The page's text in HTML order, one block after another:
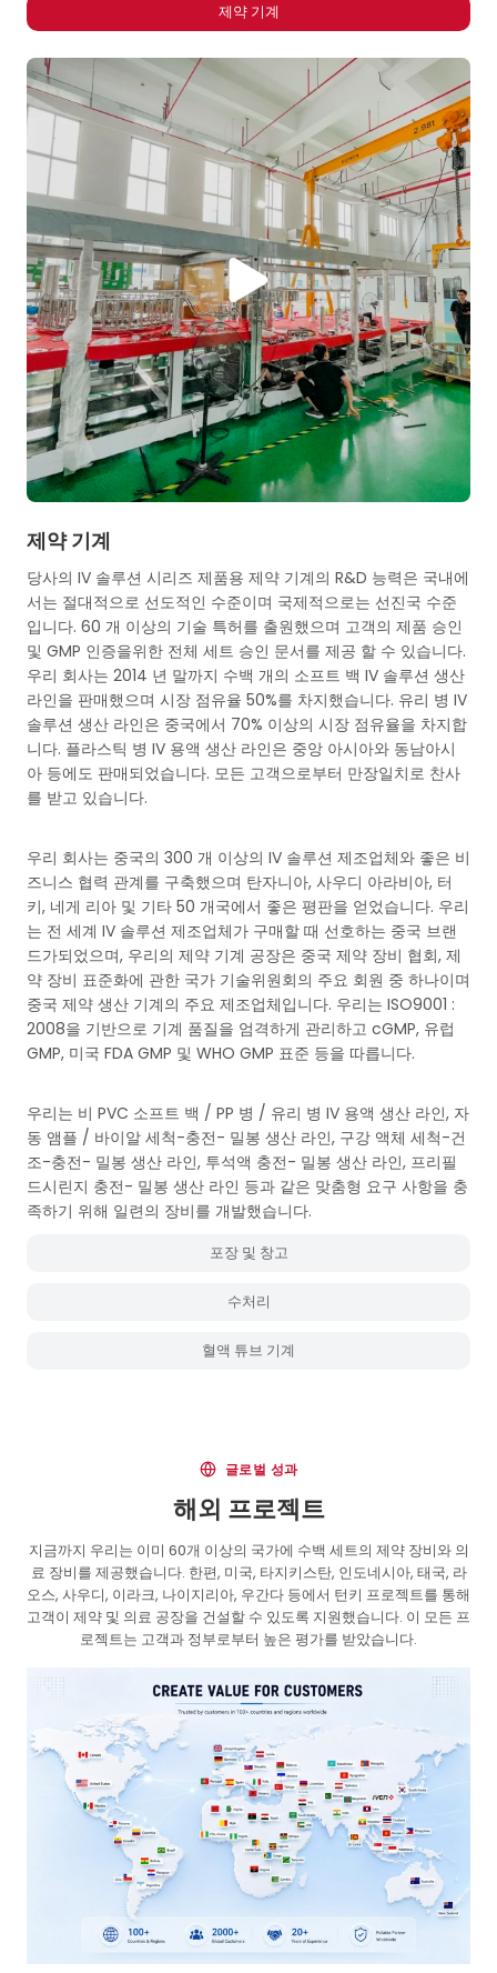
제약 기계
제약 기계
당사의 IV 솔루션 시리즈 제품용 제약 기계의 R&D 능력은 국내에
서는 절대적으로 선도적인 수준이며 국제적으로는 선진국 수준
입니다. 60 개 이상의 기술 특허를 출원했으며 고객의 제품 승인
및 GMP 인증을위한 전체 세트 승인 문서를 제공 할 수 있습니다.
우리 회사는 2014 년 말까지 수백 개의 소프트 백 IV 솔루션 생산
라인을 판매했으며 시장 점유율 50%를 차지했습니다. 유리 병 IV
솔루션 생산 라인은 중국에서 70% 이상의 시장 점유율을 차지합
니다. 플라스틱 병 IV 용액 생산 라인은 중앙 아시아와 동남아시
아 등에도 판매되었습니다. 모든 고객으로부터 만장일치로 찬사
를 받고 있습니다.
우리 회사는 중국의 300 개 이상의 IV 솔루션 제조업체와 좋은 비
즈니스 협력 관계를 구축했으며 탄자니아, 사우디 아라비아, 터
키, 네게 리아 및 기타 50 개국에서 좋은 평판을 얻었습니다. 우리
는 전 세계 IV 솔루션 제조업체가 구매할 때 선호하는 중국 브랜
드가되었으며, 우리의 제약 기계 공장은 중국 제약 장비 협회, 제
약 장비 표준화에 관한 국가 기술위원회의 주요 회원 중 하나이며
중국 제약 생산 기계의 주요 제조업체입니다. 우리는 ISO9001 :
2008을 기반으로 기계 품질을 엄격하게 관리하고 cGMP, 유럽
GMP, 미국 FDA GMP 및 WHO GMP 표준 등을 따릅니다.
우리는 비 PVC 소프트 백 / PP 병 / 유리 병 IV 용액 생산 라인, 자
동 앰플 / 바이알 세척-충전- 밀봉 생산 라인, 구강 액체 세척-건
조-충전- 밀봉 생산 라인, 투석액 충전- 밀봉 생산 라인, 프리필
드시린지 충전- 밀봉 생산 라인 등과 같은 맞춤형 요구 사항을 충
족하기 위해 일련의 장비를 개발했습니다.
포장 및 창고
수처리
혈액 튜브 기계
글로벌 성과
해외 프로젝트
지금까지 우리는 이미 60개 이상의 국가에 수백 세트의 제약 장비와 의
료 장비를 제공했습니다. 한편, 미국, 타지키스탄, 인도네시아, 태국, 라
오스, 사우디, 이라크, 나이지리아, 우간다 등에서 턴키 프로젝트를 통해
고객이 제약 및 의료 공장을 건설할 수 있도록 지원했습니다. 이 모든 프
로젝트는 고객과 정부로부터 높은 평가를 받았습니다.